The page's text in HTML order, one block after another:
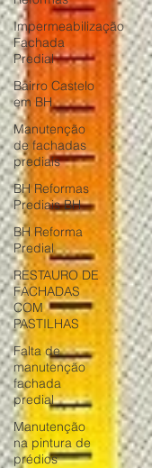
Impermeabilização
Fachada
Predial
Bairro Castelo
em BH
Manutenção
de fachadas
prediais
BH Reformas
Prediais BH
BH Reforma
Predial
RESTAURO DE
FACHADAS
COM
PASTILHAS
Falta de
manutenção
fachada
predial
Manutenção
na pintura de
prédios